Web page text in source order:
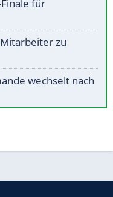
für
zu
wechselt nach